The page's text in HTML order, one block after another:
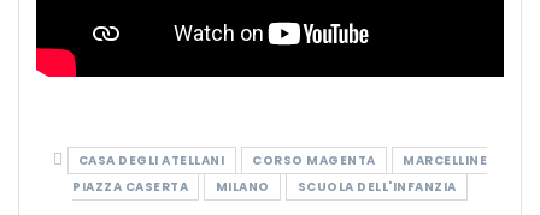
CASA DEGLI ATELLANI CORSO MAGENTA
MARCELLINE
PIAZZA CASERTA
MILANO SCUOLA DELL'INFANZIA